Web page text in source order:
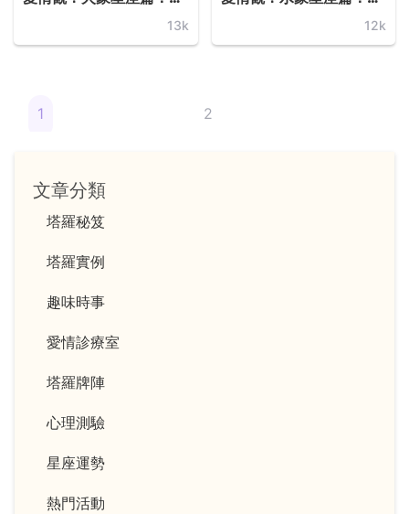
13k 12k
1 2
文章分類
塔羅秘笈
塔羅實例
趣味時事
愛情診療室
塔羅牌陣
心理測驗
星座運勢
熱門活動